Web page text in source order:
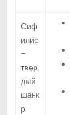
Сиф
илис
–
твер
дый
шанк
р